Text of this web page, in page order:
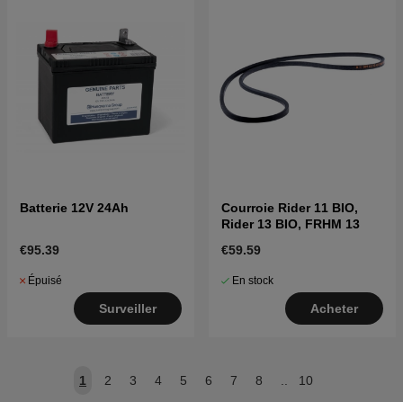
Batterie 12V 24Ah
€95.39
Épuisé
Surveiller
Courroie Rider 11 BIO,
Rider 13 BIO, FRHM 13
€59.59
En stock
Acheter
1 2 3 4 5 6 7 8 .. 10